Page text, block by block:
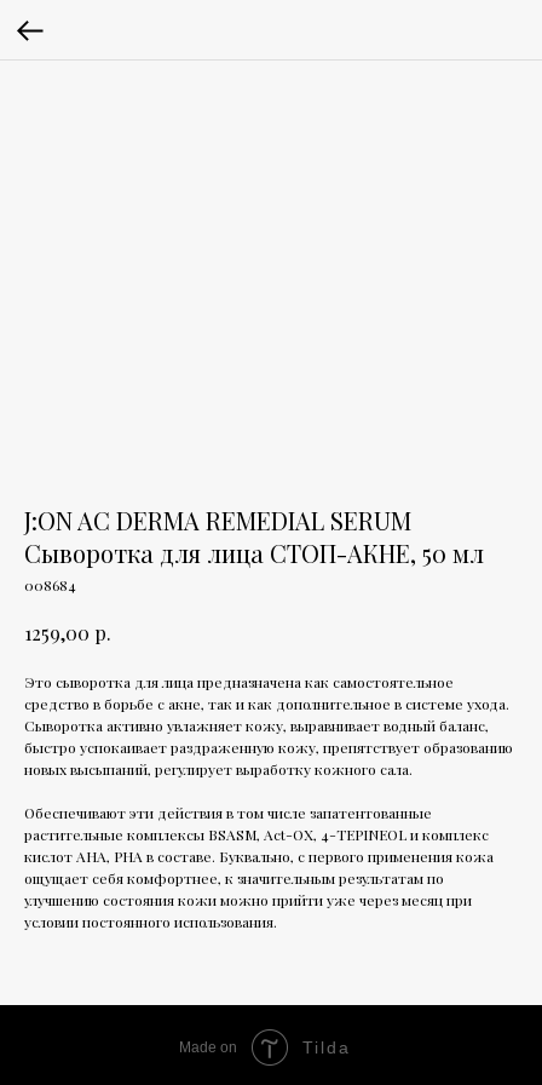
J:ON AC DERMA REMEDIAL SERUM
Сыворотка для лица СТОП-АКНЕ, 50 мл
008684
1259,00 р.
Это cыворотка для лица предназначена как самостоятельное
средство в борьбе с акне, так и как дополнительное в системе ухода.
Сыворотка активно увлажняет кожу, выравнивает водный баланс,
быстро успокаивает раздраженную кожу, препятствует образованию
новых высыпаний, регулирует выработку кожного сала.
Обеспечивают эти действия в том числе запатентованные
растительные комплексы BSASM, Act-OX, 4-TEPINEOL и комплекс
кислот AHA, PHA в составе. Буквально, с первого применения кожа
ощущает себя комфортнее, к значительным результатам по
улучшению состояния кожи можно прийти уже через месяц при
условии постоянного использования.
Made on Tilda